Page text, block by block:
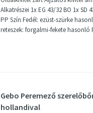
Alkatrészei 1x EG 43/32 BO 1x SD
PP Szín Fedél: ezüst-szürke
reteszek: forgalmi-fekete hasonló
Gebo Peremező
hollandival